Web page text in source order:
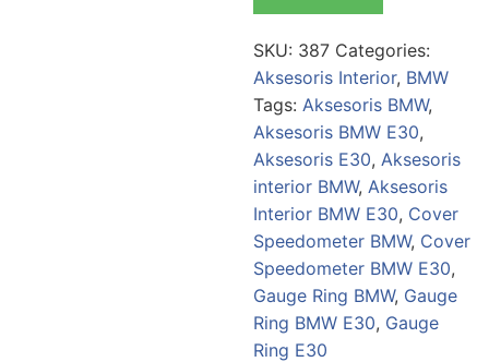
SKU: 387 Categories:
Aksesoris Interior, BMW
Tags: Aksesoris BMW,
Aksesoris BMW E30,
Aksesoris E30, Aksesoris
interior BMW, Aksesoris
Interior BMW E30, Cover
Speedometer BMW, Cover
Speedometer BMW E30,
Gauge Ring BMW, Gauge
Ring BMW E30, Gauge
Ring E30